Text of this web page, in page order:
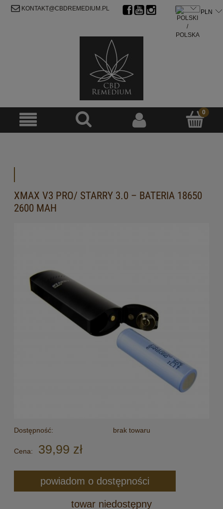
KONTAKT@CBDREMEDIUM.PL
XMAX V3 PRO/ STARRY 3.0 – BATERIA 18650
2600 MAH
Dostępność: brak towaru
Cena: 39,99 zł
powiadom o dostępności
towar niedostępny